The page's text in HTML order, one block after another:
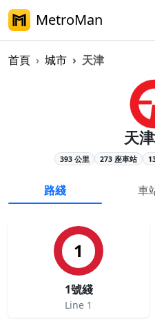
MetroMan
首頁 城市 天津
天
393 公里 273 座車站
路綫 車
1
1號綫
Line 1